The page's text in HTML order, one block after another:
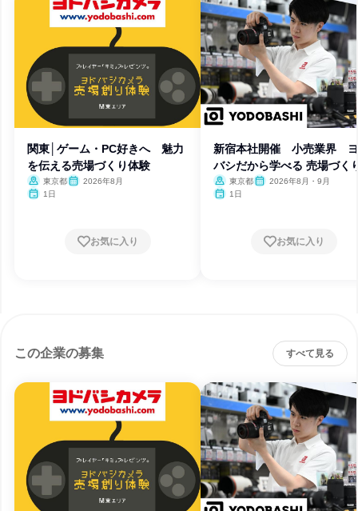
関東│ゲーム・PC好きへ 魅力
を伝える売場づくり体験
東京都
2026年8月
1日
お気に入り
新宿本社開催 小売業界
バシだから学べる 売場づく
験 東京都
2026年8月・9月
1日
お気に入り
この企業の募集 すべて見る